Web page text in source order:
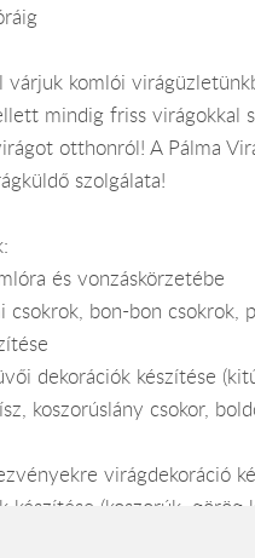
komlói
mindig friss virágokkal
otthonról! A Pálma
szolgálata!
és vonzáskörzetébe
csokrok, bon-bon csokrok,
dekorációk készítése
koszorúslány csokor,
virágdekoráció
készítése (koszorúk, görög
koporsó díszek)